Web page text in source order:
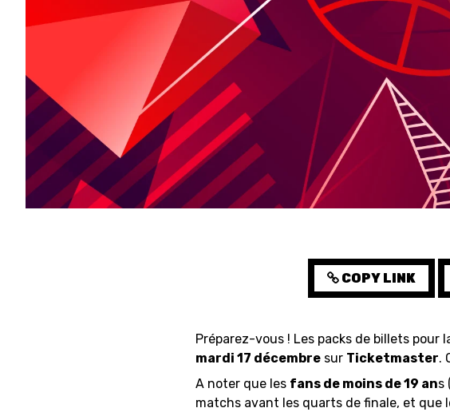
MOBILIÈRE BASKETBALL GAMES
NEWS CENTER
RESOURCE CENTER
COPY LINK
Préparez-vous ! Les packs de billets pour
mardi 17 décembre sur Ticketmaster.
A noter que les fans de moins de 19 ans
matchs avant les quarts de finale, et que